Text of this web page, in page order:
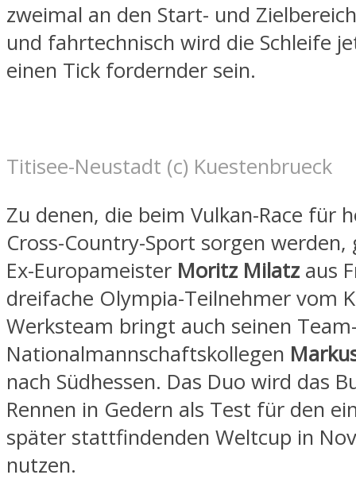
zweimal an den Start- und
und fahrtechnisch wird die Schleife
einen Tick fordernder sein.
Titisee-Neustadt (c) Kuestenbrueck
Zu denen, die beim Vulkan-Race für
Cross-Country-Sport sorgen
Ex-Europameister Moritz Milatz aus
dreifache Olympia-Teilnehmer vom
Werksteam bringt auch seinen
Nationalmannschaftskollegen
nach Südhessen. Das Duo wird das
Rennen in Gedern als Test für den
später stattfindenden Weltcup in
nutzen.